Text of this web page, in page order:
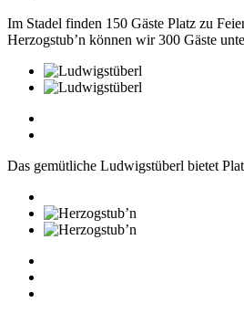
Im Stadel finden 150 Gäste Platz zu
Herzogstub’n können wir 300 Gäste
Das gemütliche Ludwigstüberl bietet